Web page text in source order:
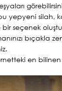
yepyeni silah,
seçenek
bıçakla
en